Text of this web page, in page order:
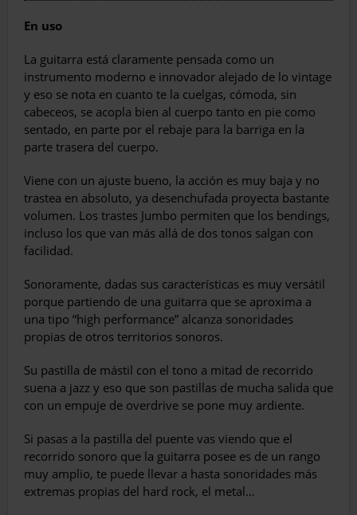
En uso
La guitarra está claramente pensada como un
instrumento moderno e innovador alejado de lo vintage
y eso se nota en cuanto te la cuelgas, cómoda, sin
cabeceos, se acopla bien al cuerpo tanto en pie como
sentado, en parte por el rebaje para la barriga en la
parte trasera del cuerpo.
Viene con un ajuste bueno, la acción es muy baja y no
trastea en absoluto, ya desenchufada proyecta bastante
volumen. Los trastes Jumbo permiten que los bendings,
incluso los que van más allá de dos tonos salgan con
facilidad.
Sonoramente, dadas sus características es muy versátil
porque partiendo de una guitarra que se aproxima a
una tipo “high performance” alcanza sonoridades
propias de otros territorios sonoros.
Su pastilla de mástil con el tono a mitad de recorrido
suena a jazz y eso que son pastillas de mucha salida que
con un empuje de overdrive se pone muy ardiente.
Si pasas a la pastilla del puente vas viendo que el
recorrido sonoro que la guitarra posee es de un rango
muy amplio, te puede llevar a hasta sonoridades más
extremas propias del hard rock, el metal…